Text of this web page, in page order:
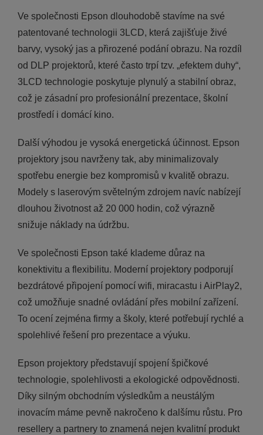
Ve společnosti Epson dlouhodobě stavíme na své
patentované technologii 3LCD, která zajišťuje živé
barvy, vysoký jas a přirozené podání obrazu. Na rozdíl
od DLP projektorů, které často trpí tzv. „efektem duhy“,
3LCD technologie poskytuje plynulý a stabilní obraz,
což je zásadní pro profesionální prezentace, školní
prostředí i domácí kino.
Další výhodou je vysoká energetická účinnost. Epson
projektory jsou navrženy tak, aby minimalizovaly
spotřebu energie bez kompromisů v kvalitě obrazu.
Modely s laserovým světelným zdrojem navíc nabízejí
dlouhou životnost až 20 000 hodin, což výrazně
snižuje náklady na údržbu.
Ve společnosti Epson také klademe důraz na
konektivitu a flexibilitu. Moderní projektory podporují
bezdrátové připojení pomocí wifi, miracastu i AirPlay2,
což umožňuje snadné ovládání přes mobilní zařízení.
To ocení zejména firmy a školy, které potřebují rychlé a
spolehlivé řešení pro prezentace a výuku.
Epson projektory představují spojení špičkové
technologie, spolehlivosti a ekologické odpovědnosti.
Díky silným obchodním výsledkům a neustálým
inovacím máme pevně nakročeno k dalšímu růstu. Pro
resellery a partnery to znamená nejen kvalitní produkt